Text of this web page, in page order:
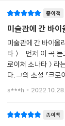
기교와 연주실력을
친한 친구이자 기악
린을 위해 작곡한
이슬러가 대표적인
다. 사라사테는 16
국, 남아메리카까지
후대 바이올리니스
사용, 부드러우면서
그림 그리는 바이올
클래식 음악×그림
“이 책을 통해 여러
간 여러분을 위로해
있는 날이 오기를 바
받아 그림을 그리
을 통해 권유한다.
느라 음악의 아름다
종이책
미술관에 간 바이
미술관에 간 바이올리니스트 베토벤의
타＞ 먼저 이 곡 듣고 - 감상하면서 - 시작하자. ＜크
로이처 소나타＞라
다. 그의 소설 『크로이처 소나타』를 읽고서, 그 것만 알았
었는데, 그게 원조(?)가
s***h 2022.10.28.
종이책